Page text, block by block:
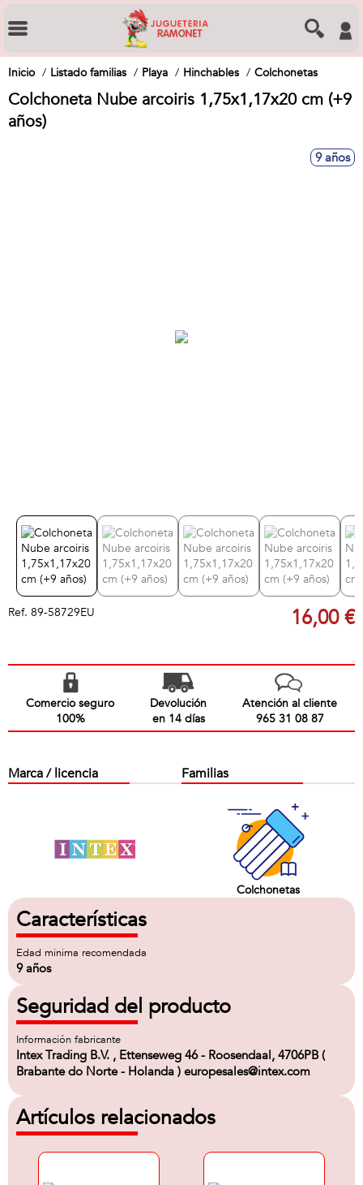
Inicio Listado familias Playa Hinchables Colchonetas
Colchoneta Nube arcoiris 1,75x1,17x20 cm (+9
años)
9 años
Ref. 89-58729EU 16,00 €
Comercio seguro
100%
Devolución
en 14 días
Atención al cliente
965 31 08 87
Marca / licencia Familias
Colchonetas
Características
Edad minima recomendada
9 años
Seguridad del producto
Información fabricante
Intex Trading B.V. , Ettenseweg 46 - Roosendaal, 4706PB (
Brabante do Norte - Holanda ) europesales@intex.com
Artículos relacionados